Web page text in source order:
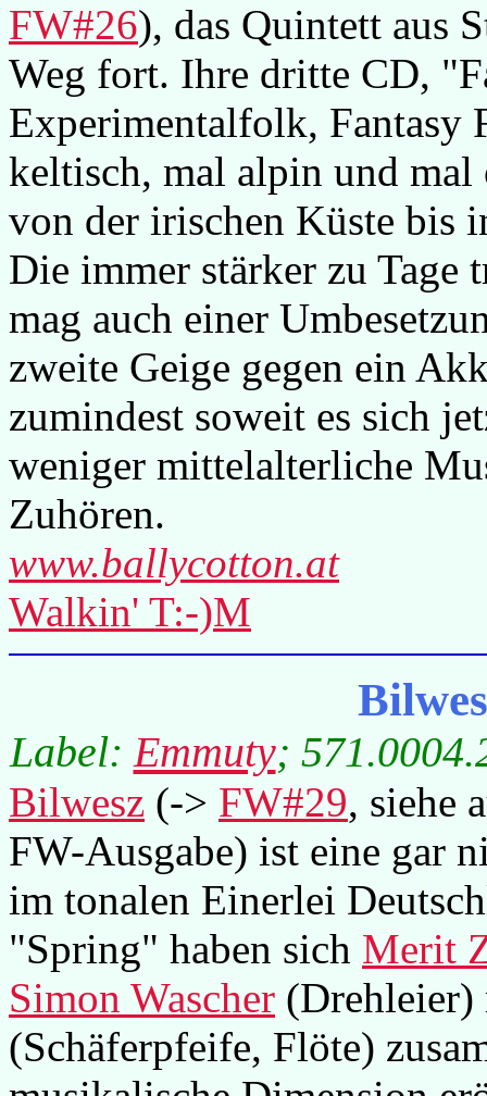
FW#26), das Quintett aus
Weg fort. Ihre dritte CD,
Experimentalfolk, Fantasy
keltisch, mal alpin und
von der irischen Küste bis
Die immer stärker zu
mag auch einer
zweite Geige gegen ein
zumindest soweit es sich
weniger mittelalterliche
Zuhören.
www.ballycotton.at
Walkin' T:-)M
Label:Emmuty;
Bilwesz (-> FW#29, siehe
FW-Ausgabe) ist eine gar
im tonalen Einerlei
"Spring" haben sich Merit
Simon Wascher (Drehleier)
(Schäferpfeife, Flöte)